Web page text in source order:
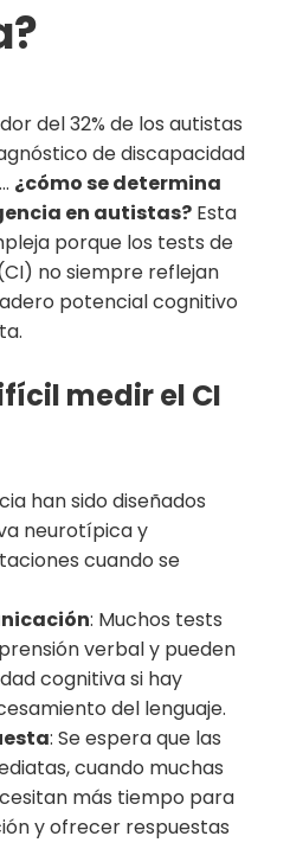
del 32% de los autistas
de discapacidad
¿cómo se determina
en autistas? Esta
porque los tests de
no siempre reflejan
potencial cognitivo
medir el CI
han sido diseñados
neurotípica y
cuando se
: Muchos tests
verbal y pueden
cognitiva si hay
del lenguaje.
: Se espera que las
cuando muchas
más tiempo para
y ofrecer respuestas